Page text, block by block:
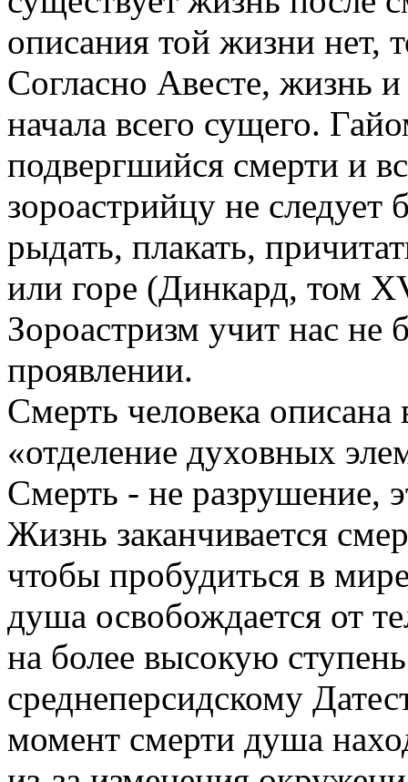
описания той жизни нет,
Согласно Авесте, жизнь
начала всего сущего.
подвергшийся смерти и
зороастрийцу не следует
рыдать, плакать,
или горе (Динкард, том
Зороастризм учит нас не
проявлении.
Смерть человека
«отделение духовных
Смерть - не разрушение,
Жизнь заканчивается
чтобы пробудиться в
душа освобождается от
на более высокую
среднеперсидскому
момент смерти душа